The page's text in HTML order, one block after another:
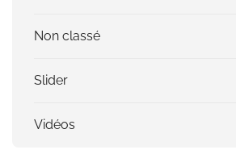
Non classé
Slider
Vidéos